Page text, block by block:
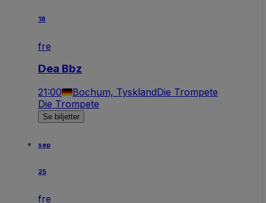
18
fre
Dea Bbz
21:00 Bochum, TysklandDie Trompete
Die Trompete
Se biljetter
sep
25
fre